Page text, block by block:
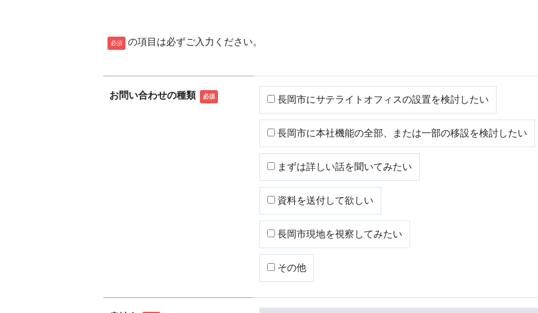
必須 の項目は必ずご入力ください。
お問い合わせの種類 必須 長岡市にサテライトオフィスの設置を検討したい
長岡市に本社機能の全部、または一部の移設を検討したい
まずは詳しい話を聞いてみたい
資料を送付して欲しい
長岡市現地を視察してみたい
その他